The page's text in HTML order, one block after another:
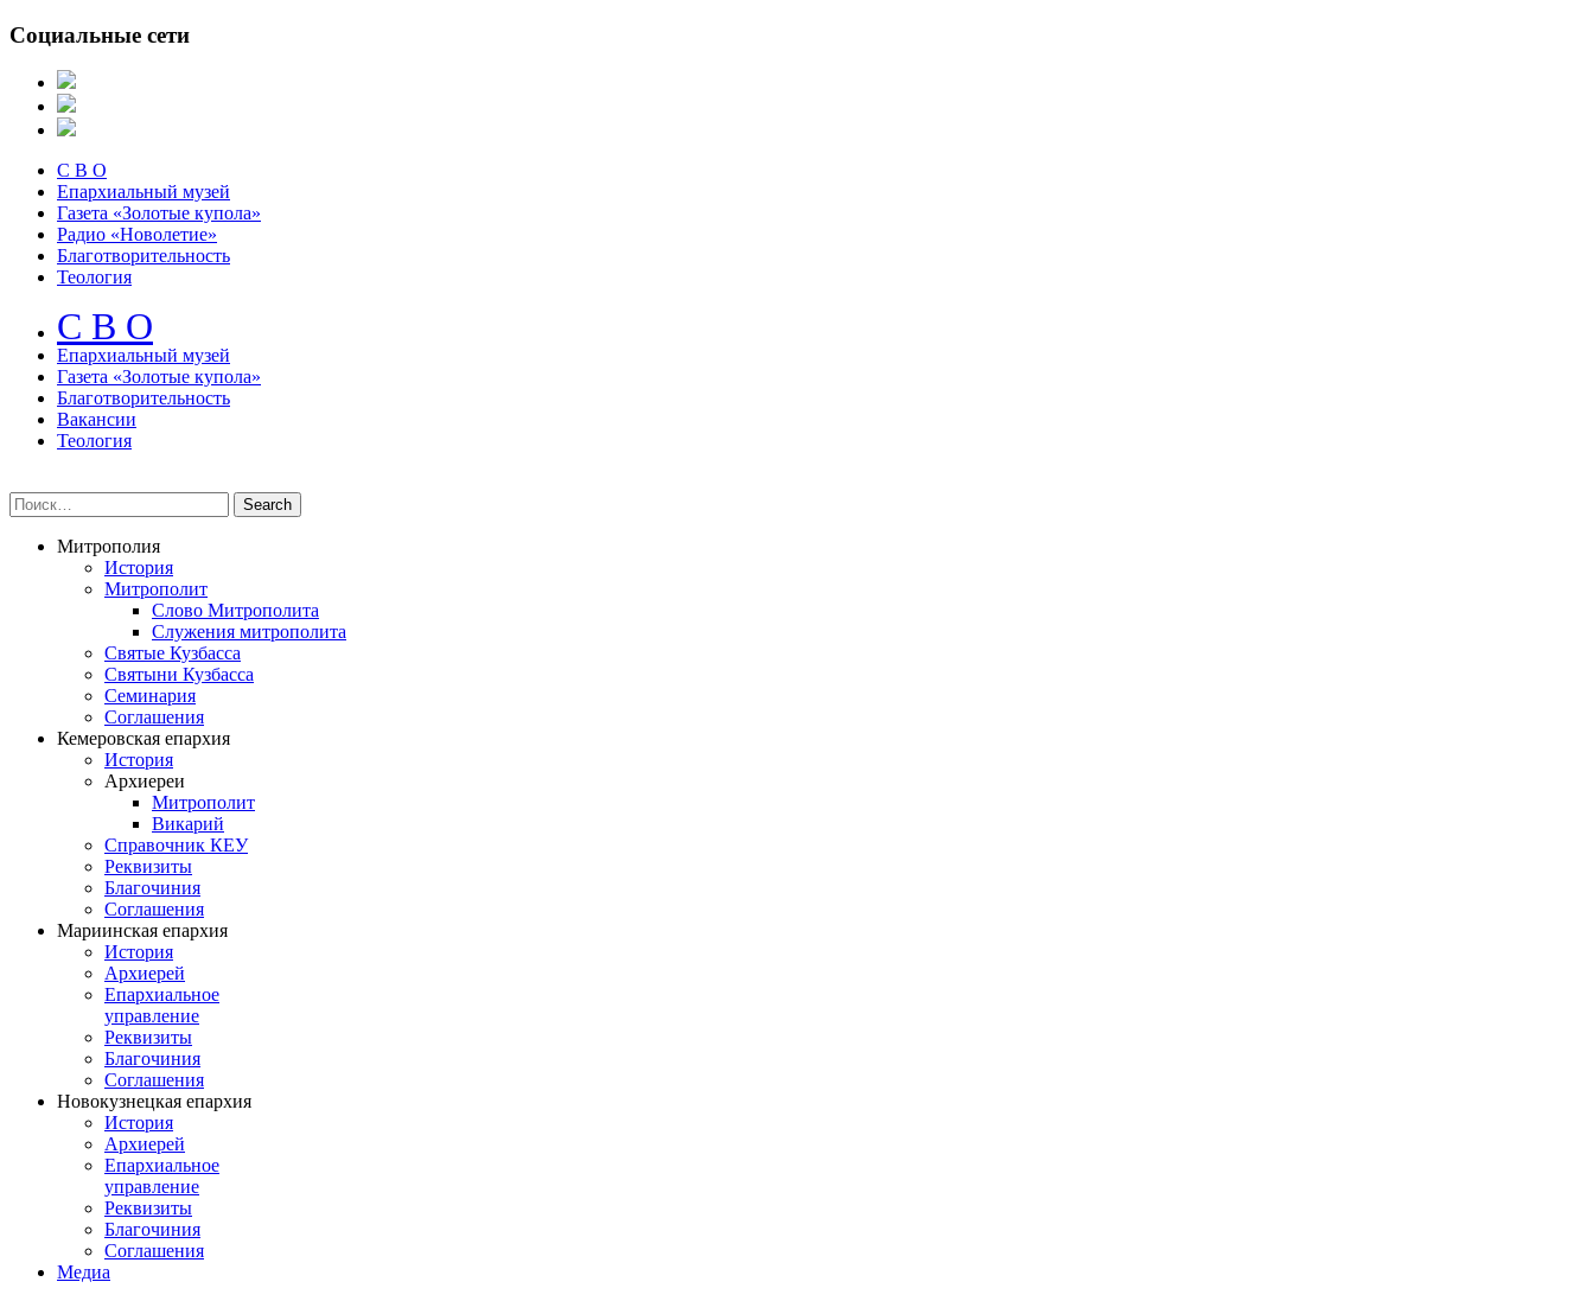
Социальные сети
С В О
Епархиальный музей
Газета «Золотые купола»
Радио «Новолетие»
Благотворительность
Теология
С В О
Епархиальный музeй
Газета «Золотые купола»
Благотворительность
Вакансии
Теология
Митрополия
История
Митрополит
Слово Митрополита
Служения митрополита
Святые Кузбасса
Святыни Кузбасса
Семинария
Соглашения
Кемеровская епархия
История
Архиереи
Митрополит
Викарий
Справочник КЕУ
Реквизиты
Благочиния
Соглашения
Мариинская епархия
История
Архиерей
Епархиальное
управление
Реквизиты
Благочиния
Соглашения
Новокузнецкая епархия
История
Архиерей
Епархиальное
управление
Реквизиты
Благочиния
Соглашения
Медиа